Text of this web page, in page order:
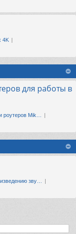
4K
для работы в
роутеров Mik…
зву…